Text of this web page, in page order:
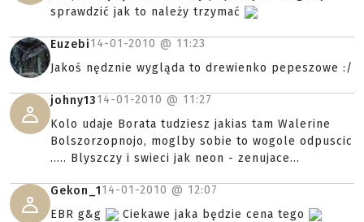
sprawdzić jak to należy trzymać
Euzebi14-01-2010 @ 11:23
Jakoś nędznie wygląda to drewienko pepeszowe :/
johny1314-01-2010 @ 11:27
Kolo udaje Borata tudziesz jakias tam Walerine
Bolszorzopnojo, moglby sobie to wogole odpuscic
..... Blyszczy i swieci jak neon - zenujace...
Gekon_114-01-2010 @ 12:07
EBR g&g
Ciekawe jaka będzie cena tego